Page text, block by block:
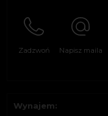
Zadzwoń Napisz maila
Wynajem: